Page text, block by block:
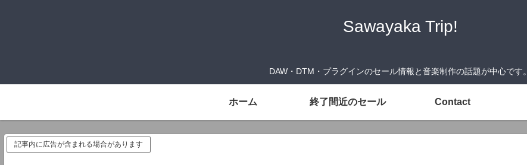
Sawayaka Trip!
DAW・DTM・プラグインのセール情報と音楽制作の話題が中心です。
ホーム 終了間近のセール Contact
記事内に広告が含まれる場合があります